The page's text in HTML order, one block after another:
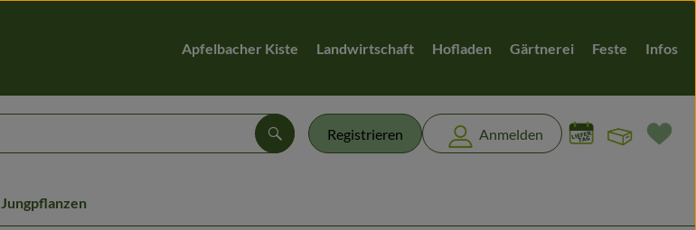
Apfelbacher Kiste Landwirtschaft Hofladen Gärtnerei Feste Infos
Registrieren Anmelden
Suchen
Jungpflanzen